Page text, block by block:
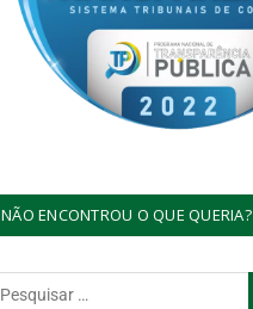
NÃO ENCONTROU O QUE QUERIA?